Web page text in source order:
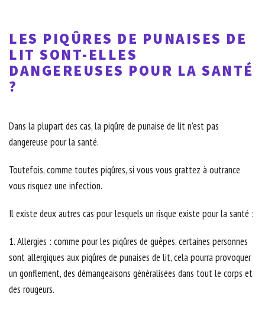
LES PIQÛRES DE PUNAISES DE
LIT SONT-ELLES
DANGEREUSES POUR LA SANTÉ
?
Dans la plupart des cas, la piqûre de punaise de lit n’est pas
dangereuse pour la santé.
Toutefois, comme toutes piqûres, si vous vous grattez à outrance
vous risquez une infection.
Il existe deux autres cas pour lesquels un risque existe pour la santé :
1. Allergies : comme pour les piqûres de guêpes, certaines personnes
sont allergiques aux piqûres de punaises de lit, cela pourra provoquer
un gonflement, des démangeaisons généralisées dans tout le corps et
des rougeurs.